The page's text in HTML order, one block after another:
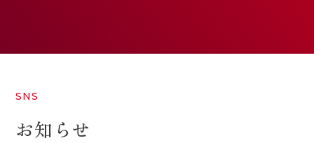
SNS
お知らせ